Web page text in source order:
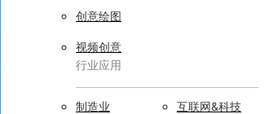
万兴天幕
Wondershare SelfyzAI
实用工具
创意绘图
视频创意
行业应用
制造业 互联网&科技